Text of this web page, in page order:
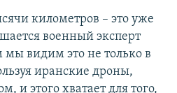
километров – это уже
военный эксперт
видим это не только в
иранские дроны,
и этого хватает для того,